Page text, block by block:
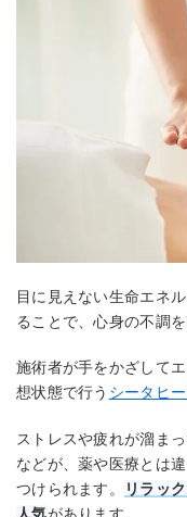
目に見えない生命エネ
ることで、心身の不調
施術者が手をかざして
想状態で行う シータヒ
ストレスや疲れが溜ま
などが、薬や医療とは
つけられます。
リラッ